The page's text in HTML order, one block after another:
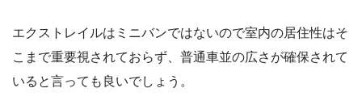
エクストレイルはミニバンではないので室内の居住性はそ
こまで重要視されておらず、普通車並の広さが確保されて
いると言っても良いでしょう。